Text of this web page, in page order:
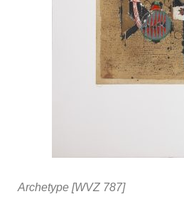
Archetype [WVZ 787]